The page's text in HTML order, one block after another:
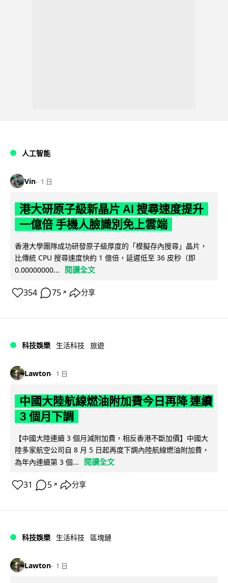
人工智能
Vin 1 日
港大研原子級新晶片 AI 搜尋速度提升
一億倍 手機人臉識別免上雲端
香港大學團隊成功研發原子級厚度的「模擬存內搜尋」晶片，
比傳統 CPU 搜尋速度快約 1 億倍，延遲低至 36 皮秒（即
0.00000000...
閱讀全文
354 75 ↗ 分享
科技娛樂 生活科技 旅遊
Lawton 1 日
中國大陸航線燃油附加費今日再降 連續
3 個月下調
【中國大陸連續 3 個月減附加費，相反香港不斷加價】中國大
陸多家航空公司自 8 月 5 日起再度下調內陸航線燃油附加費，
為年內連續第 3 個...
閱讀全文
31 5 ↗ 分享
科技娛樂 生活科技 區塊鏈
Lawton 1 日